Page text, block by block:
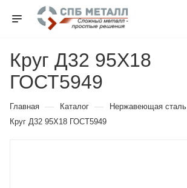
Круг Д32 95Х18
ГОСТ5949
Главная — Каталог — Нержавеющая сталь
Круг Д32 95Х18 ГОСТ5949